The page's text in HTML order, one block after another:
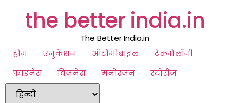
the better india.in
The Better India.in
होम
एजुकेशन ऑटोमोबाइल
टेक्नोलॉजी
फाइनेंस
बिज़नेस मनोरंजन स्टोरीज